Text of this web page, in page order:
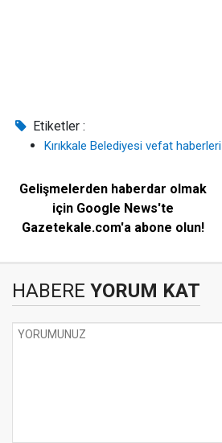
Etiketler :
Kırıkkale Belediyesi vefat haberleri
Gelişmelerden haberdar olmak
için Google News'te
Gazetekale.com'a abone olun!
HABERE YORUM KAT